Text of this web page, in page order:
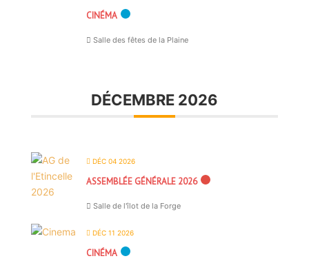
CINÉMA
Salle des fêtes de la Plaine
DÉCEMBRE 2026
DÉC 04 2026
ASSEMBLÉE GÉNÉRALE 2026
Salle de l'îlot de la Forge
DÉC 11 2026
CINÉMA